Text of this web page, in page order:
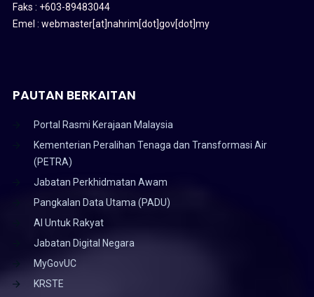
Faks : +603-89483044
Emel : webmaster[at]nahrim[dot]gov[dot]my
PAUTAN BERKAITAN
Portal Rasmi Kerajaan Malaysia
Kementerian Peralihan Tenaga dan Transformasi Air
(PETRA)
Jabatan Perkhidmatan Awam
Pangkalan Data Utama (PADU)
AI Untuk Rakyat
Jabatan Digital Negara
MyGovUC
KRSTE